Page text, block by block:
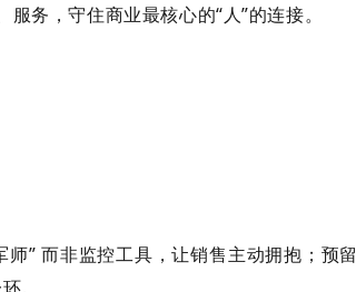
务，守住商业最核心的“人”的连接。
” 而非监控工具，让销售主动拥抱；预留